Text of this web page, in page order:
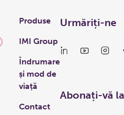
Produse
IMI Group
Îndrumare
și mod de
viață
Contact
Urmăriți-ne
Abonați-vă